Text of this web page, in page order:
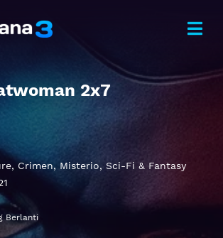
2x7
, Crimen, Misterio, Sci-Fi & Fantasy
Berlanti